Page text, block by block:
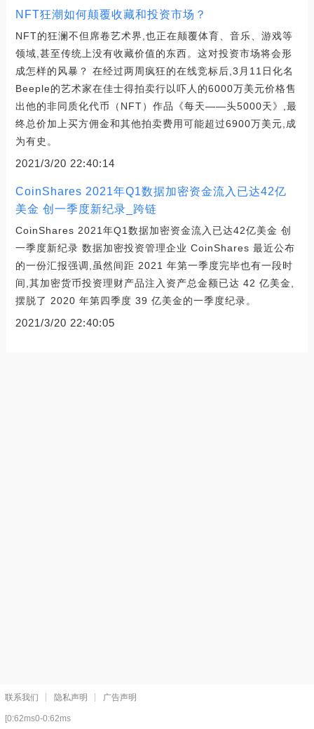
NFT狂潮如何颠覆收藏和投资市场？
NFT的狂澜不但席卷艺术界,也正在颠覆体育、音乐、游戏等
领域,甚至传统上没有收藏价值的东西。这对投资市场将会形
成怎样的风暴？ 在经过两周疯狂的在线竞标后,3月11日化名
Beeple的艺术家在佳士得拍卖行以吓人的6000万美元价格售
出他的非同质化代币（NFT）作品《每天——头5000天》,最
终总价加上买方佣金和其他拍卖费用可能超过6900万美元,成
为有史。
2021/3/20 22:40:14
CoinShares 2021年Q1数据加密资金流入已达42亿
美金 创一季度新纪录_跨链
CoinShares 2021年Q1数据加密资金流入已达42亿美金 创
一季度新纪录 数据加密投资管理企业 CoinShares 最近公布
的一份汇报强调,虽然间距 2021 年第一季度完毕也有一段时
间,其加密货币投资理财产品注入资产总金额已达 42 亿美金,
摆脱了 2020 年第四季度 39 亿美金的一季度纪录。
2021/3/20 22:40:05
联系我们 隐私声明 广告声明
[0:62ms0-0:62ms